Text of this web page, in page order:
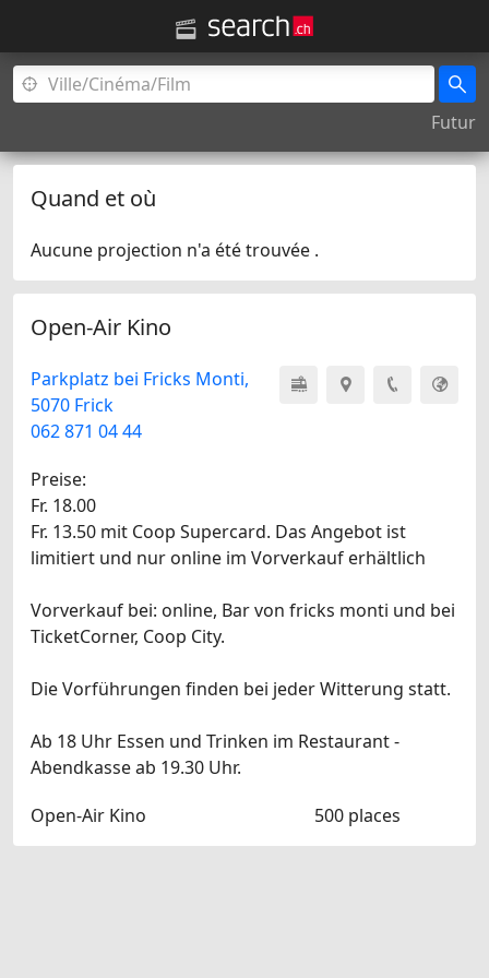
Futur
Quand et où
Aucune projection n'a été trouvée .
Open-Air Kino
Parkplatz bei Fricks Monti,
5070 Frick
062 871 04 44
Preise:
Fr. 18.00
Fr. 13.50 mit Coop Supercard. Das Angebot ist
limitiert und nur online im Vorverkauf erhältlich
Vorverkauf bei: online, Bar von fricks monti und bei
TicketCorner, Coop City.
Die Vorführungen finden bei jeder Witterung statt.
Ab 18 Uhr Essen und Trinken im Restaurant -
Abendkasse ab 19.30 Uhr.
Open-Air Kino
500 places